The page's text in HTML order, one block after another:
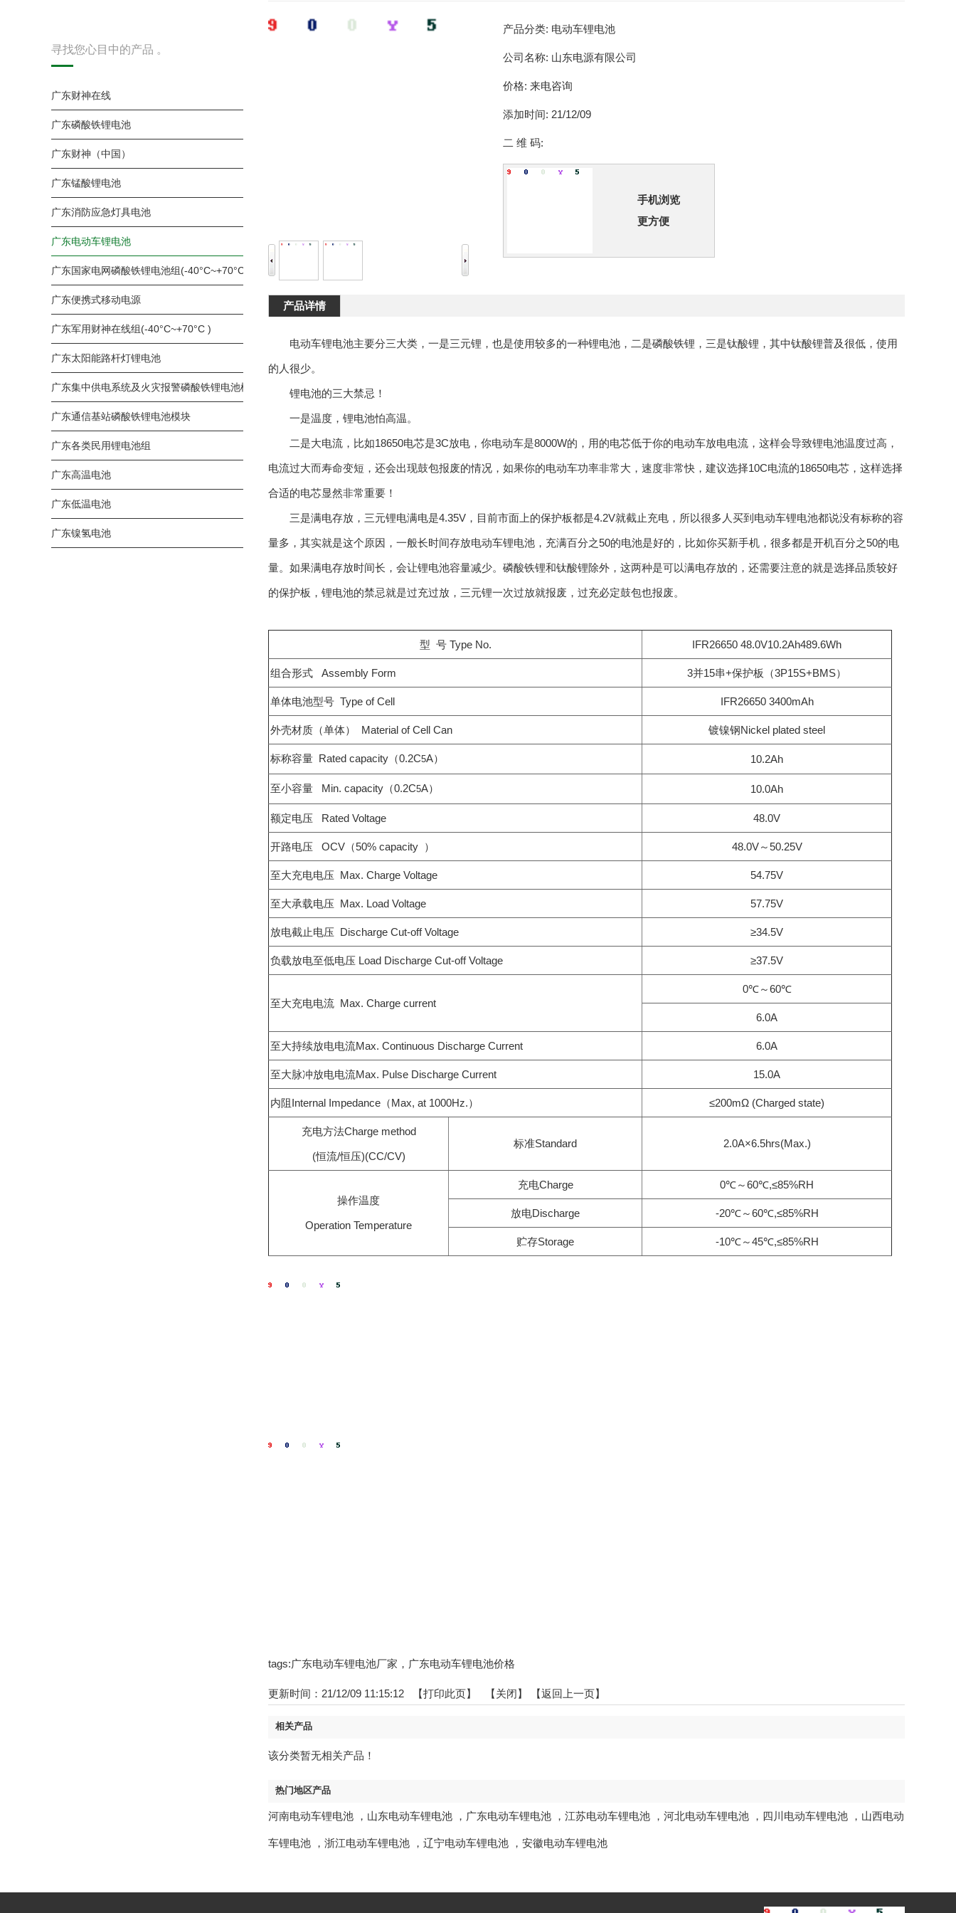
寻找您心目中的产品 。
广东财神在线
广东磷酸铁锂电池
广东财神（中国）
广东锰酸锂电池
广东消防应急灯具电池
广东电动车锂电池
广东国家电网磷酸铁锂电池组(-40°C~+70°C )
广东便携式移动电源
广东军用财神在线组(-40°C~+70°C )
广东太阳能路杆灯锂电池
广东集中供电系统及火灾报警磷酸铁锂电池模块
广东通信基站磷酸铁锂电池模块
广东各类民用锂电池组
广东高温电池
广东低温电池
广东镍氢电池
产品分类: 电动车锂电池
公司名称: 山东电源有限公司
价格: 来电咨询
添加时间: 21/12/09
二 维 码:
手机浏览
更方便
产品详情
电动车锂电池主要分三大类，一是三元锂，也是使用较多的一种锂电池，二是磷酸铁锂，三是钛酸锂，其中钛酸锂普及很低，使用
的人很少。
锂电池的三大禁忌！
一是温度，锂电池怕高温。
二是大电流，比如18650电芯是3C放电，你电动车是8000W的，用的电芯低于你的电动车放电电流，这样会导致锂电池温度过高，
电流过大而寿命变短，还会出现鼓包报废的情况，如果你的电动车功率非常大，速度非常快，建议选择10C电流的18650电芯，这样选择
合适的电芯显然非常重要！
三是满电存放，三元锂电满电是4.35V，目前市面上的保护板都是4.2V就截止充电，所以很多人买到电动车锂电池都说没有标称的容
量多，其实就是这个原因，一般长时间存放电动车锂电池，充满百分之50的电池是好的，比如你买新手机，很多都是开机百分之50的电
量。如果满电存放时间长，会让锂电池容量减少。磷酸铁锂和钛酸锂除外，这两种是可以满电存放的，还需要注意的就是选择品质较好
的保护板，锂电池的禁忌就是过充过放，三元锂一次过放就报废，过充必定鼓包也报废。
型 号 Type No. IFR26650 48.0V10.2Ah489.6Wh
组合形式 Assembly Form 3并15串+保护板（3P15S+BMS）
单体电池型号 Type of Cell IFR26650 3400mAh
外壳材质（单体） Material of Cell Can 镀镍钢Nickel plated steel
标称容量 Rated capacity（0.2C5A） 10.2Ah
至小容量 Min. capacity（0.2C5A） 10.0Ah
额定电压 Rated Voltage 48.0V
开路电压 OCV（50% capacity ） 48.0V～50.25V
至大充电电压 Max. Charge Voltage 54.75V
至大承载电压 Max. Load Voltage 57.75V
放电截止电压 Discharge Cut-off Voltage ≥34.5V
负载放电至低电压 Load Discharge Cut-off Voltage ≥37.5V
至大充电电流 Max. Charge current
0℃～60℃
6.0A
至大持续放电电流Max. Continuous Discharge Current 6.0A
至大脉冲放电电流Max. Pulse Discharge Current 15.0A
内阻Internal Impedance（Max, at 1000Hz.） ≤200mΩ (Charged state)
充电方法Charge method
(恒流/恒压)(CC/CV)
标准Standard 2.0A×6.5hrs(Max.)
操作温度
Operation Temperature
充电Charge 0℃～60℃,≤85%RH
放电Discharge -20℃～60℃,≤85%RH
贮存Storage -10℃～45℃,≤85%RH
tags:广东电动车锂电池厂家，广东电动车锂电池价格
更新时间：21/12/09 11:15:12 【打印此页】 【关闭】 【返回上一页】
相关产品
该分类暂无相关产品！
热门地区产品
河南电动车锂电池 ， 山东电动车锂电池 ， 广东电动车锂电池 ， 江苏电动车锂电池 ， 河北电动车锂电池 ， 四川电动车锂电池 ， 山西电动
车锂电池 ， 浙江电动车锂电池 ， 辽宁电动车锂电池 ， 安徽电动车锂电池